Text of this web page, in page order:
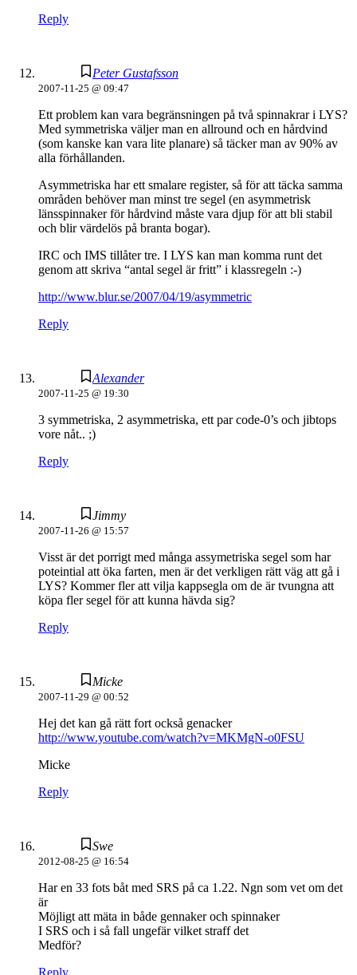
Reply
Peter Gustafsson
2007-11-25 @ 09:47
Ett problem kan vara begränsningen på två spinnakrar i LYS?
Med symmetriska väljer man en allround och en hårdvind
(som kanske kan vara lite planare) så täcker man av 90% av
alla förhållanden.
Asymmetriska har ett smalare register, så för att täcka samma
områden behöver man minst tre segel (en asymmetrisk
länsspinnaker för hårdvind måste vara djup för att bli stabil
och blir värdelös på branta bogar).
IRC och IMS tillåter tre. I LYS kan man komma runt det
genom att skriva “antal segel är fritt” i klassregeln :-)
http://www.blur.se/2007/04/19/asymmetric
Reply
Alexander
2007-11-25 @ 19:30
3 symmetriska, 2 asymmetriska, ett par code-0’s och jibtops
vore nåt.. ;)
Reply
Jimmy
2007-11-26 @ 15:57
Visst är det porrigt med många assymetriska segel som har
poteintial att öka farten, men är det verkligen rätt väg att gå i
LYS? Kommer fler att vilja kappsegla om de är tvungna att
köpa fler segel för att kunna hävda sig?
Reply
Micke
2007-11-29 @ 00:52
Hej det kan gå rätt fort också genacker
http://www.youtube.com/watch?v=MKMgN-o0FSU
Micke
Reply
Swe
2012-08-25 @ 16:54
Har en 33 fots båt med SRS på ca 1.22. Ngn som vet om det
är
Möjligt att mäta in både gennaker och spinnaker
I SRS och i så fall ungefär vilket straff det
Medför?